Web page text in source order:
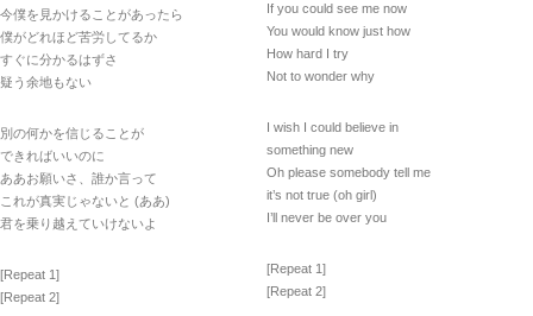
今僕を見かけることがあったら
僕がどれほど苦労してるか
すぐに分かるはずさ
疑う余地もない
別の何かを信じることが
できればいいのに
ああお願いさ、誰か言って
これが真実じゃないと (ああ)
君を乗り越えていけないよ
[Repeat 1]
[Repeat 2]
If you could see me now
You would know just how
How hard I try
Not to wonder why
I wish I could believe in
something new
Oh please somebody tell me
it’s not true (oh girl)
I’ll never be over you
[Repeat 1]
[Repeat 2]